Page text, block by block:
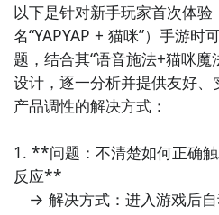
通过上面的游戏介绍和图片
致的了解了，不过这么游戏要
了，通过在九游APP中搜索“
【订阅】或者是【开测提醒】
先的下载机会了咯！
在九游客户端搜索栏中输入喵
入到游戏专区中，如图所示
四处寻求游戏下载包，简简
了，同时​还有大量的安卓手机
以下是针对新手玩家首次体
名“YAPYAP + 猫咪”）手游时
题，结合其“语音施法+猫咪
设计，逐一分析并提供友好
产品调性的解决方式：
1. **问题：不清楚如何正确
反应**
→ 解决方式：进入游戏后